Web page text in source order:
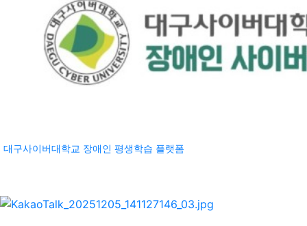
대구사이버대학교 장애인 평생학습 플랫폼